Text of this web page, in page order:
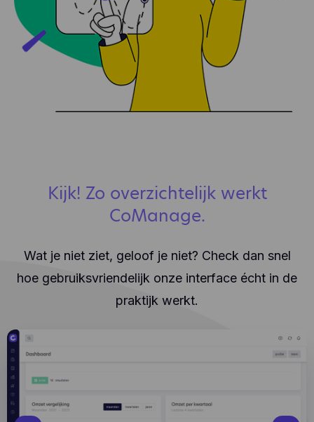
Kijk! Zo overzichtelijk werkt
CoManage.
Wat je niet ziet, geloof je niet? Check dan snel
hoe gebruiksvriendelijk onze interface écht in de
praktijk werkt.